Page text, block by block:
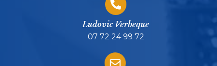
Ludovic Verbeque
07 72 24 99 72